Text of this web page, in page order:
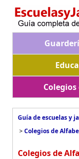
Guía de escuelas y
>Colegios de
Colegios de